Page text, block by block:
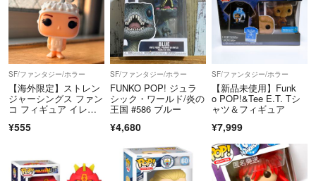
容赦ください。
配送予定日が遅くなる場合はご連絡致します。
＊キャンセルに関して
購入後のキャンセルは致しかねますので、
確認事項がございましたら購入前に必ずコメントください。
基本他プラットフォームでも出品してます。
先に他プラットフォームで売り切れた場合はキャンセルさせていただき
※即購入された方を優先致します
SF/ファンタジー/ホラー
【海外限定】ストレン
ジャーシングス ファン
コ フィギュア イレブ
¥555
SF/ファンタジー/ホラー
FUNKO POP! ジュラ
シック・ワールド/炎の
王国 #586 ブルー
¥4,680
SF/ファンタジー/ホラー
【新品未使用】Funk
o POP!&Tee E.T. Tシ
ャツ＆フィギュア
¥7,999